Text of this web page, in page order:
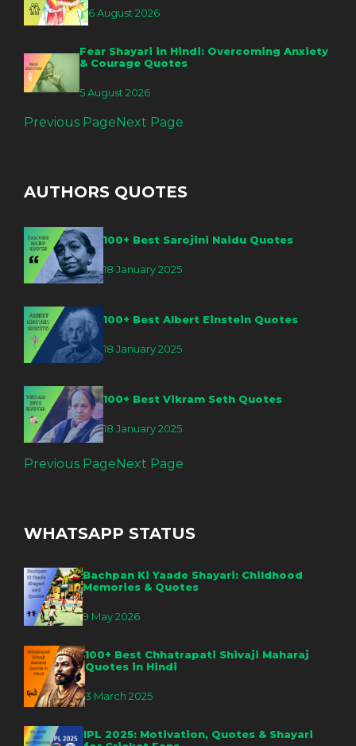
6 August 2026
Fear Shayari in Hindi: Overcoming Anxiety
& Courage Quotes
5 August 2026
Previous PageNext Page
AUTHORS QUOTES
100+ Best Sarojini Naidu Quotes
18 January 2025
100+ Best Albert Einstein Quotes
18 January 2025
100+ Best Vikram Seth Quotes
18 January 2025
Previous PageNext Page
WHATSAPP STATUS
Bachpan Ki Yaade Shayari: Childhood
Memories & Quotes
9 May 2026
100+ Best Chhatrapati Shivaji Maharaj
Quotes in Hindi
3 March 2025
IPL 2025: Motivation, Quotes & Shayari